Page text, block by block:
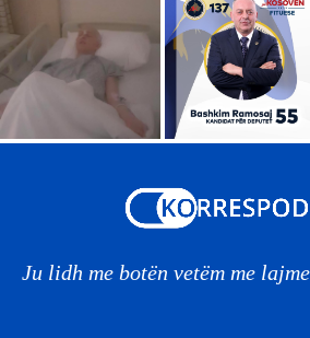
Ju lidh me botën vetëm me